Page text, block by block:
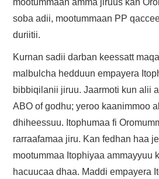
mootummaan amma jiruus kan
soba adii, mootummaan PP
duriitii.
Kurnan sadii darban keessatt
malbulcha hedduun empayera
bibbiqilanii jiruu. Jaarmoti kun alii
ABO of godhu; yeroo kaanimmoo
dhiheessuu. Itophumaa fi
rarraafamaa jiru. Kan fedhan haa
mootummaa Itophiyaa ammayyuu
hacuucaa dhaa. Maddi empayera